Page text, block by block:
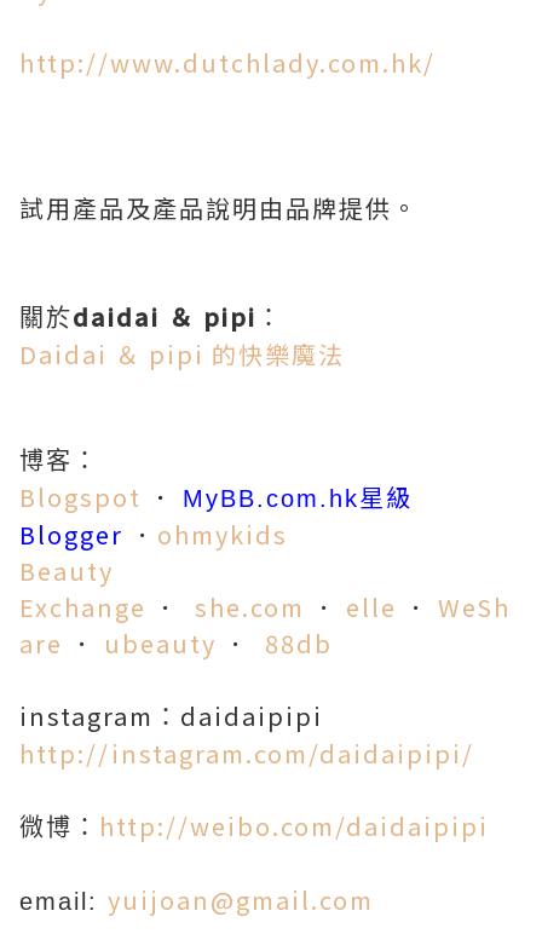
http://www.dutchlady.com.hk/
試用產品及產品說明由品牌提供。
關於daidai ＆ pipi ：
Daidai ＆ pipi 的快樂魔法
博客：
Blogspot ． MyBB.com.hk星級
Blogger ． ohmykids
Beauty
Exchange ． she.com ． elle ． WeSh
are ． ubeauty ． 88db
instagram ： daidaipipi
http://instagram.com/daidaipipi/
微博： http://weibo.com/daidaipipi
email: yuijoan@gmail.com